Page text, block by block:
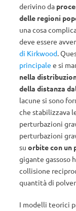
derivino da
delle regioni
una cosa
deve essere
di Kirkwood.
principale e si
nella
della distanza
lacune si sono
che stabilizzava
perturbazioni
perturbazioni
su orbite con un
gigante gassoso
collisione
quantità di
I modelli teorici